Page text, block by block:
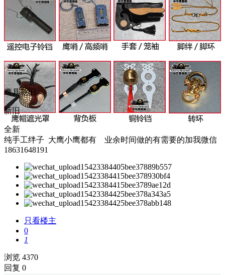
鹰具新旧
新旧
全新
纯手工绊子 大鹰小鹰都有 业余时间做的有需要的加我微信
18631648191
只看楼主
0
1
浏览 4370
回复 0